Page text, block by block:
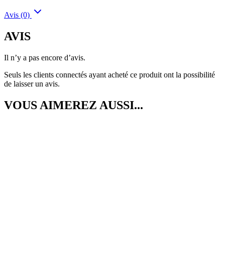
Avis (0)
AVIS
Il n’y a pas encore d’avis.
Seuls les clients connectés ayant acheté ce produit ont la possibilité
de laisser un avis.
VOUS AIMEREZ AUSSI...